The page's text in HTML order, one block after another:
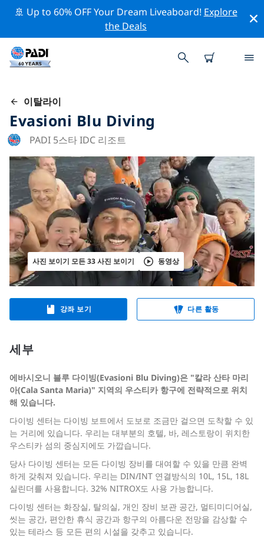
🚢 Up to 60% OFF Your Dream Liveaboard! Explore
the Deals
이탈라이
Evasioni Blu Diving
PADI 5스타 IDC 리조트
사진 보이기 모든 33 사진 보이기 동영상
강좌 보기 다른 활동
세부
에바시오니 블루 다이빙(Evasioni Blu Diving)은 "칼라 산타 마리
아(Cala Santa Maria)" 지역의 우스티카 항구에 전략적으로 위치
해 있습니다.
다이빙 센터는 다이빙 보트에서 도보로 조금만 걸으면 도착할 수 있
는 거리에 있습니다. 우리는 대부분의 호텔, 바, 레스토랑이 위치한
우스티카 섬의 중심지에도 가깝습니다.
당사 다이빙 센터는 모든 다이빙 장비를 대여할 수 있을 만큼 완벽
하게 갖춰져 있습니다. 우리는 DIN/INT 연결방식의 10L, 15L, 18L
실린더를 사용합니다. 32% NITROX도 사용 가능합니다.
다이빙 센터는 화장실, 탈의실, 개인 장비 보관 공간, 멀티미디어실,
씻는 공간, 편안한 휴식 공간과 항구의 아름다운 전망을 감상할 수
있는 테라스 등 모든 편의 시설을 갖추고 있습니다.